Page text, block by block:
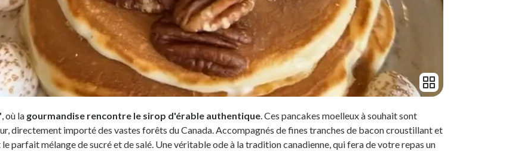
, où la gourmandise rencontre le sirop d'érable authentique. Ces pancakes moelleux à souhait sont
directement importé des vastes forêts du Canada. Accompagnés de fines tranches de bacon croustillant et
parfait mélange de sucré et de salé. Une véritable ode à la tradition canadienne, qui fera de votre repas un